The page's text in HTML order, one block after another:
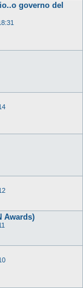
governo del
Awards)